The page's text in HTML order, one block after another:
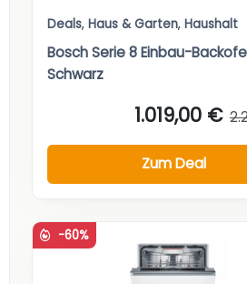
Deals, Haus & Garten, Haushalt
Bosch Serie 8 Einbau-
Schwarz
1.019,00 €
Zum Deal
-60%